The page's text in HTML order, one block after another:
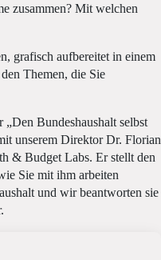
zusammen? Mit welchen
grafisch aufbereitet in einem
Themen, die Sie
Bundeshaushalt selbst
unserem Direktor Dr. Florian
& Budget Labs. Er stellt den
Sie mit ihm arbeiten
und wir beantworten sie